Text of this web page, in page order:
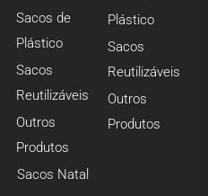
Sacos de
Plástico
Sacos
Reutilizáveis
Outros
Produtos
Sacos Natal
Plástico
Sacos
Reutilizáveis
Outros
Produtos